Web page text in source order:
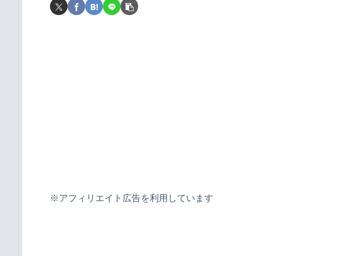
※アフィリエイト広告を利用しています